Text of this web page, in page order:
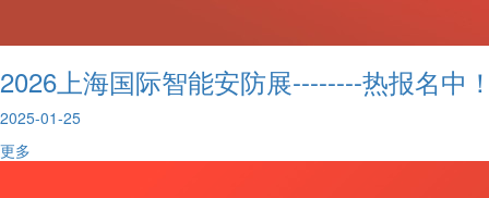
2026上海国际智能安防展--------热报名中
2025-01-25
更多